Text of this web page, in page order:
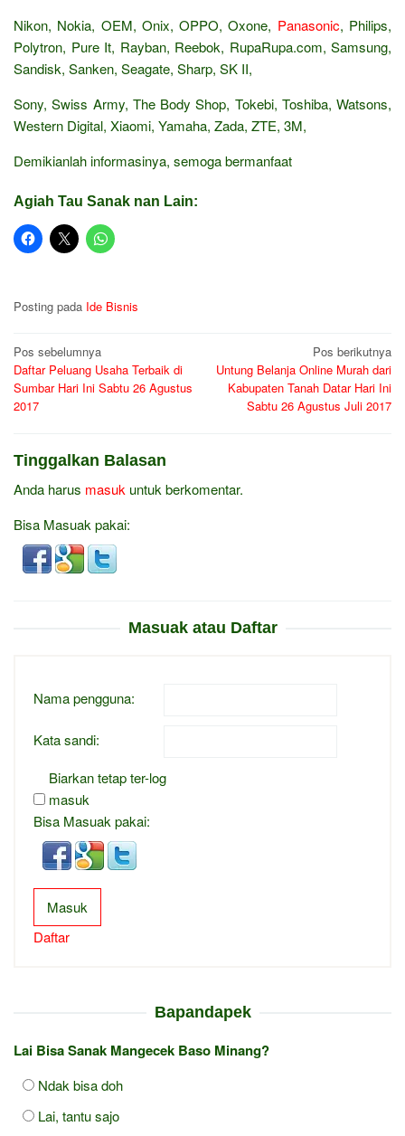
Nikon, Nokia, OEM, Onix, OPPO, Oxone, Panasonic, Philips,
Polytron, Pure It, Rayban, Reebok, RupaRupa.com, Samsung,
Sandisk, Sanken, Seagate, Sharp, SK II,
Sony, Swiss Army, The Body Shop, Tokebi, Toshiba, Watsons,
Western Digital, Xiaomi, Yamaha, Zada, ZTE, 3M,
Demikianlah informasinya, semoga bermanfaat
Agiah Tau Sanak nan Lain:
Posting pada Ide Bisnis
Navigasi
pos
Pos sebelumnya
Daftar Peluang Usaha Terbaik di
Sumbar Hari Ini Sabtu 26 Agustus
2017
Pos berikutnya
Untung Belanja Online Murah dari
Kabupaten Tanah Datar Hari Ini
Sabtu 26 Agustus Juli 2017
Tinggalkan Balasan
Anda harus masuk untuk berkomentar.
Bisa Masuak pakai:
Masuak atau Daftar
Nama pengguna:
Kata sandi:
Biarkan tetap ter-log
masuk
Bisa Masuak pakai:
Masuk
Daftar
Bapandapek
Lai Bisa Sanak Mangecek Baso Minang?
Ndak bisa doh
Lai, tantu sajo